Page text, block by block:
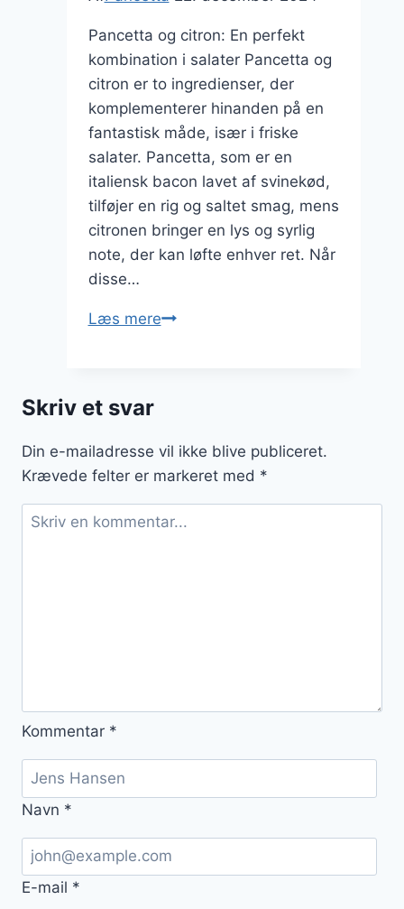
Pancetta og citron: En perfekt
kombination i salater Pancetta og
citron er to ingredienser, der
komplementerer hinanden på en
fantastisk måde, især i friske
salater. Pancetta, som er en
italiensk bacon lavet af svinekød,
tilføjer en rig og saltet smag, mens
citronen bringer en lys og syrlig
note, der kan løfte enhver ret. Når
disse…
Læs merePancetta
Skriv et svar
Din e-mailadresse vil ikke blive publiceret.
Krævede felter er markeret med *
Kommentar *
Navn *
E-mail *